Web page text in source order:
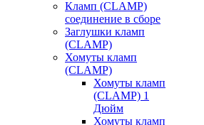
Кламп (CLAMP)
соединение в сборе
Заглушки кламп
(CLAMP)
Хомуты кламп
(CLAMP)
Хомуты кламп
(CLAMP) 1
Дюйм
Хомуты кламп